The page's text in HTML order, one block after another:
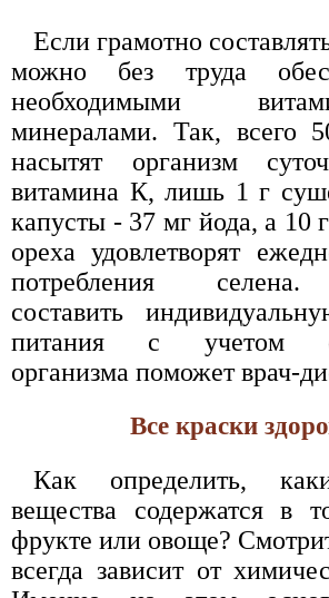
Если грамотно
можно без труда
необходимыми
минералами. Так, всего
насытят организм
витамина К, лишь 1 г
капусты - 37 мг йода, а 10
ореха удовлетворят
потребления
составить
питания с учетом
организма поможет врач-
Все краски
Как определить,
вещества содержатся в
фрукте или овоще?
всегда зависит от